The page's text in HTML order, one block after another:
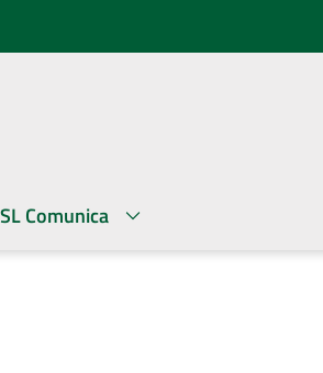
Comunica